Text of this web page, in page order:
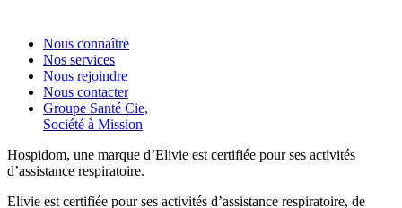
Nous connaître
Nos services
Nous rejoindre
Nous contacter
Groupe Santé Cie,
Société à Mission
Hospidom, une marque d’Elivie est certifiée pour ses activités
d’assistance respiratoire.
Elivie est certifiée pour ses activités d’assistance respiratoire, de